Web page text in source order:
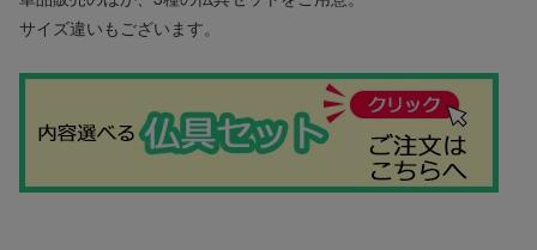
サイズ違いもございます。